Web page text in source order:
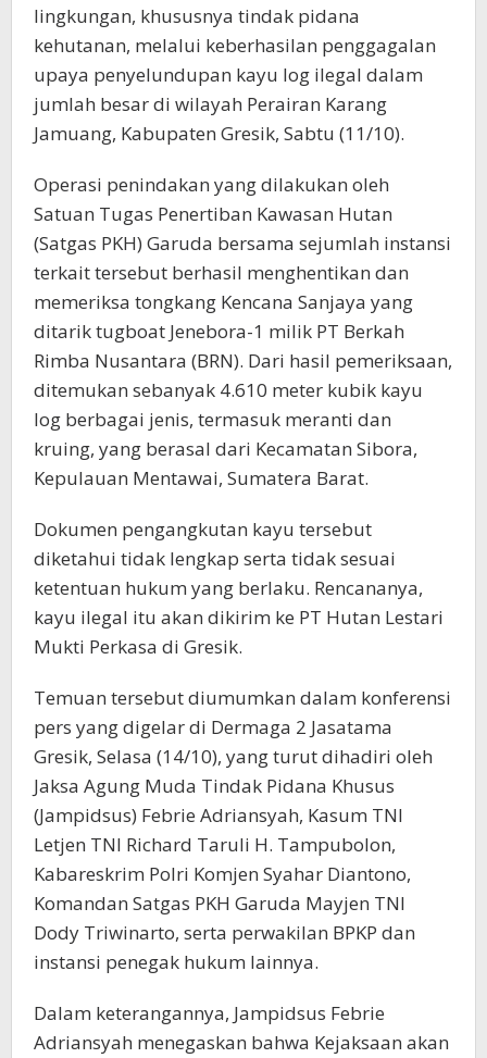
lingkungan, khususnya tindak pidana
kehutanan, melalui keberhasilan penggagalan
upaya penyelundupan kayu log ilegal dalam
jumlah besar di wilayah Perairan Karang
Jamuang, Kabupaten Gresik, Sabtu (11/10).
Operasi penindakan yang dilakukan oleh
Satuan Tugas Penertiban Kawasan Hutan
(Satgas PKH) Garuda bersama sejumlah instansi
terkait tersebut berhasil menghentikan dan
memeriksa tongkang Kencana Sanjaya yang
ditarik tugboat Jenebora-1 milik PT Berkah
Rimba Nusantara (BRN). Dari hasil pemeriksaan,
ditemukan sebanyak 4.610 meter kubik kayu
log berbagai jenis, termasuk meranti dan
kruing, yang berasal dari Kecamatan Sibora,
Kepulauan Mentawai, Sumatera Barat.
Dokumen pengangkutan kayu tersebut
diketahui tidak lengkap serta tidak sesuai
ketentuan hukum yang berlaku. Rencananya,
kayu ilegal itu akan dikirim ke PT Hutan Lestari
Mukti Perkasa di Gresik.
Temuan tersebut diumumkan dalam konferensi
pers yang digelar di Dermaga 2 Jasatama
Gresik, Selasa (14/10), yang turut dihadiri oleh
Jaksa Agung Muda Tindak Pidana Khusus
(Jampidsus) Febrie Adriansyah, Kasum TNI
Letjen TNI Richard Taruli H. Tampubolon,
Kabareskrim Polri Komjen Syahar Diantono,
Komandan Satgas PKH Garuda Mayjen TNI
Dody Triwinarto, serta perwakilan BPKP dan
instansi penegak hukum lainnya.
Dalam keterangannya, Jampidsus Febrie
Adriansyah menegaskan bahwa Kejaksaan akan